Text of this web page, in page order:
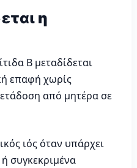
η
Β μεταδίδεται
επαφή χωρίς
από μητέρα σε
ιός όταν υπάρχει
συγκεκριμένα